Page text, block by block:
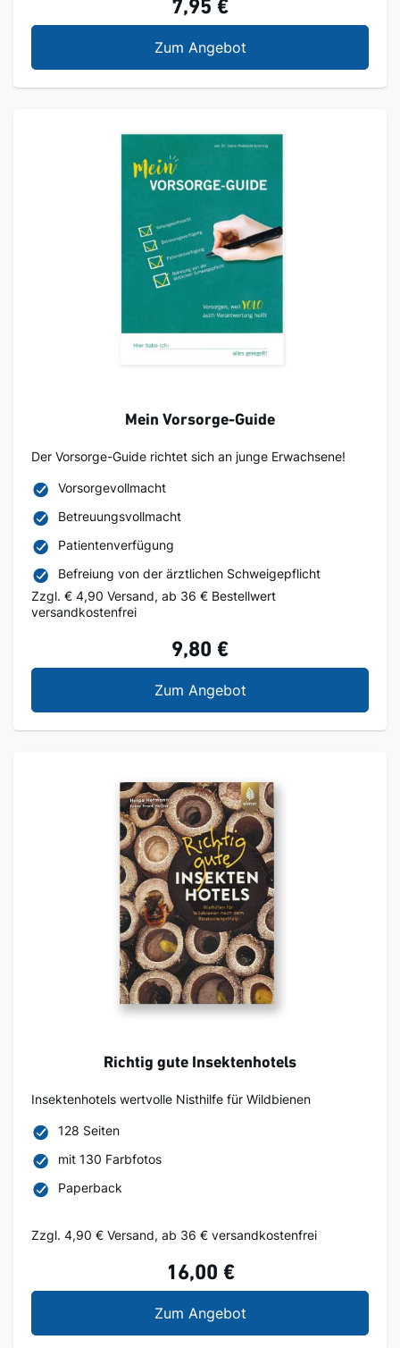
7,95 €
Zum AngebotMein Fitness- &
Mein Vorsorge-Guide
Der Vorsorge-Guide richtet sich an junge Erwachsene!
Vorsorgevollmacht
Betreuungsvollmacht
Patientenverfügung
Befreiung von der ärztlichen Schweigepflicht
Zzgl. € 4,90 Versand, ab 36 € Bestellwert
versandkostenfrei
9,80 €
Zum AngebotMein Vorsorge-Guide
Richtig gute Insektenhotels
Insektenhotels wertvolle Nisthilfe für Wildbienen
128 Seiten
mit 130 Farbfotos
Paperback
Zzgl. 4,90 € Versand, ab 36 € versandkostenfrei
16,00 €
Zum AngebotRichtig gute